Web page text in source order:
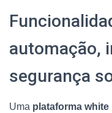
automação,
segurança
Uma plataforma white